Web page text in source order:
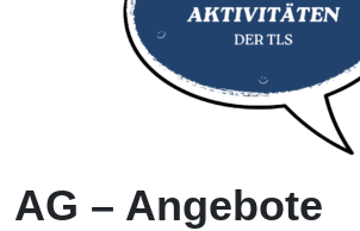
AG – Angebote